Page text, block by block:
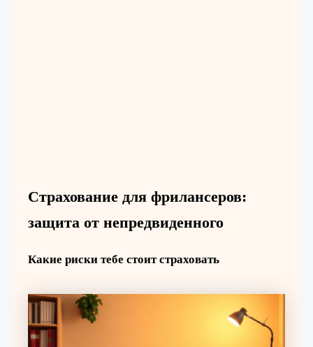
Страхование для фрилансеров:
защита от непредвиденного
Какие риски тебе стоит страховать